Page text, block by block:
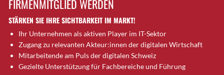
Brütten
Bubendorf
Bubikon
Buchs (SG)
Burgdorf
FIRMENMITGLIED WERDEN
STÄRKEN SIE IHRE SICHTBARKEIT IM MARKT!
Ihr Unternehmen als aktiven Player im IT-Sektor
Zugang zu relevanten Akteur:innen der digitalen Wirtschaft
Mitarbeitende am Puls der digitalen Schweiz
Gezielte Unterstützung für Fachbereiche und Führung